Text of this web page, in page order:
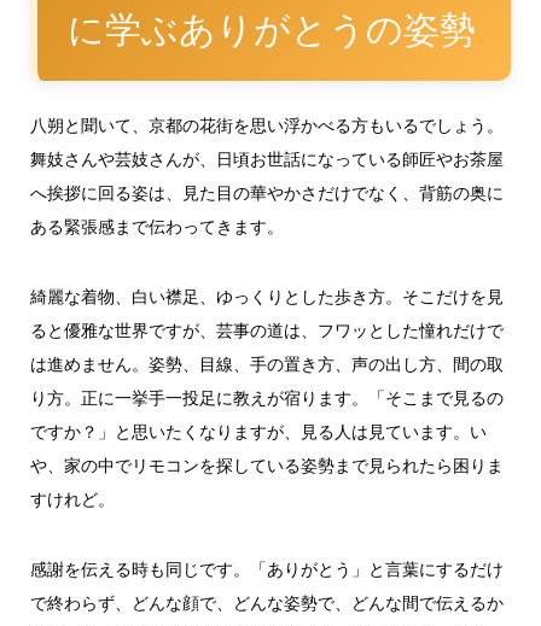
に学ぶありがとうの姿勢
八朔と聞いて、京都の花街を思い浮かべる方もいるでしょう。
舞妓さんや芸妓さんが、日頃お世話になっている師匠やお茶屋
へ挨拶に回る姿は、見た目の華やかさだけでなく、背筋の奥に
ある緊張感まで伝わってきます。
綺麗な着物、白い襟足、ゆっくりとした歩き方。そこだけを見
ると優雅な世界ですが、芸事の道は、フワッとした憧れだけで
は進めません。姿勢、目線、手の置き方、声の出し方、間の取
り方。正に一挙手一投足に教えが宿ります。「そこまで見るの
ですか？」と思いたくなりますが、見る人は見ています。い
や、家の中でリモコンを探している姿勢まで見られたら困りま
すけれど。
感謝を伝える時も同じです。「ありがとう」と言葉にするだけ
で終わらず、どんな顔で、どんな姿勢で、どんな間で伝えるか